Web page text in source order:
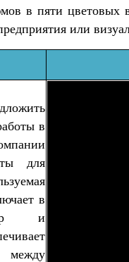
в пяти цветовых
или
в
для
в
и